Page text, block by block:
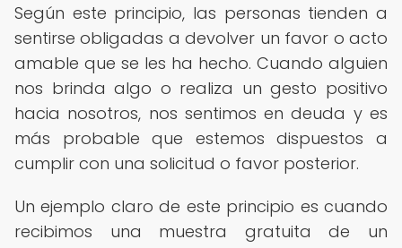
Según este principio, las personas tienden a
sentirse obligadas a devolver un favor o acto
amable que se les ha hecho. Cuando alguien
nos brinda algo o realiza un gesto positivo
hacia nosotros, nos sentimos en deuda y es
más probable que estemos dispuestos a
cumplir con una solicitud o favor posterior.
Un ejemplo claro de este principio es cuando
recibimos una muestra gratuita de un